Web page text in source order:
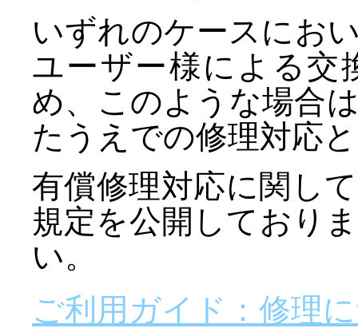
いずれのケースにお
ユーザー様による交
め、このような場合
たうえでの修理対応
有償修理対応に関し
規定を公開しており
い。
ご利用ガイド：修理